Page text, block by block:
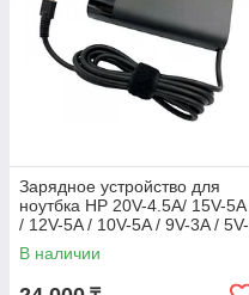
Зарядное устройство для
ноутбка HP 20V-4.5A/ 15V-5A
/ 12V-5A / 10V-5A / 9V-3A / 5V-
3A 90Ват Type-C ORIGINAL
В наличии